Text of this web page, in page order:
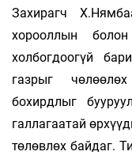
Захирагч
хорооллын
холбогдоогүй
газрыг
бохирдлыг
галлагаатай
төлөвлөх байдаг.